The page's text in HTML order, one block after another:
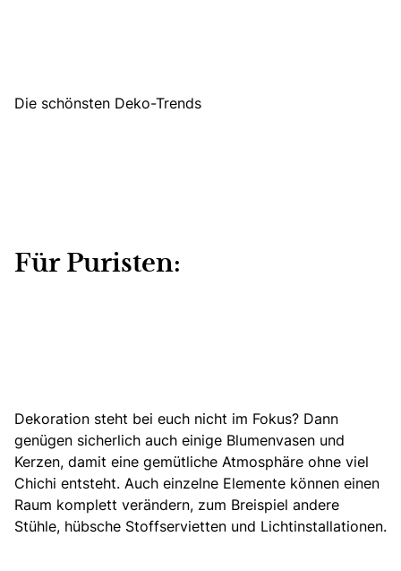
Die schönsten Deko-Trends
Für Puristen:
Dekoration steht bei euch nicht im Fokus? Dann
genügen sicherlich auch einige Blumenvasen und
Kerzen, damit eine gemütliche Atmosphäre ohne viel
Chichi entsteht. Auch einzelne Elemente können einen
Raum komplett verändern, zum Breispiel andere
Stühle, hübsche Stoffservietten und Lichtinstallationen.